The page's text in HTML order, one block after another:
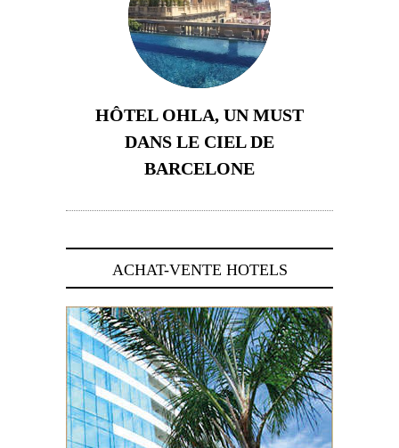
HÔTEL OHLA, UN MUST
DANS LE CIEL DE
BARCELONE
ACHAT-VENTE HOTELS